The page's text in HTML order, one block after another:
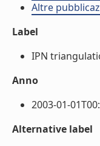
Altre
Label
IPN
Anno
2003-01-
Alternative label